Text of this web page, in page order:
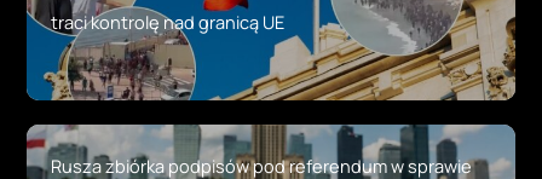
traci kontrolę nad granicą UE
Rusza zbiórka podpisów pod referendum w sprawie